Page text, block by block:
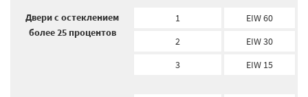
Двери с остеклением
более 25 процентов
1
EIW 60
2
EIW 30
3
EIW 15